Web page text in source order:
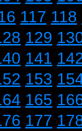
117 118
129
141
153
165
177